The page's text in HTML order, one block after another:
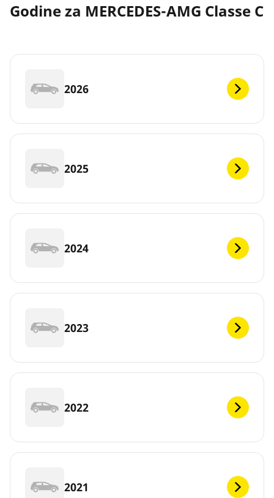
Godine za MERCEDES-AMG Classe C
2026
2025
2024
2023
2022
2021